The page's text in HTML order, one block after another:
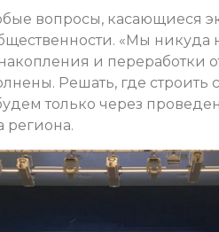
вопросы, касающиеся
«Мы никуда
и переработки
Решать, где строить
только через
региона.